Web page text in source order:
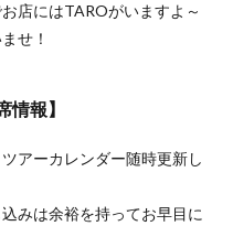
店にはTAROがいますよ～
せ！
情報】
アーカレンダー随時更新し
みは余裕を持ってお早目に